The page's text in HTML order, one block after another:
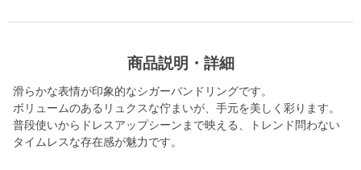
商品説明・詳細
滑らかな表情が印象的なシガーバンドリングです。
ボリュームのあるリュクスな佇まいが、手元を美しく彩ります。
普段使いからドレスアップシーンまで映える、トレンド問わない
タイムレスな存在感が魅力です。